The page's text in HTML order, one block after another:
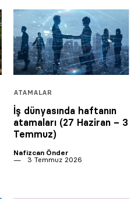
ATAMALAR
İş dünyasında haftanın
atamaları (27 Haziran – 3
Temmuz)
Nafizcan Önder
3 Temmuz 2026